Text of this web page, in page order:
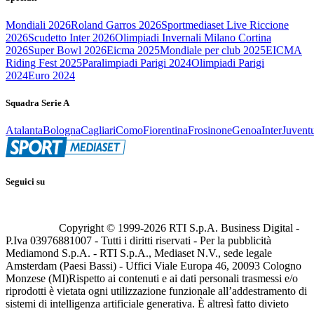
Mondiali 2026Roland Garros 2026Sportmediaset Live Riccione
2026Scudetto Inter 2026Olimpiadi Invernali Milano Cortina
2026Super Bowl 2026Eicma 2025Mondiale per club 2025EICMA
Riding Fest 2025Paralimpiadi Parigi 2024Olimpiadi Parigi
2024Euro 2024
Squadra Serie A
AtalantaBolognaCagliariComoFiorentinaFrosinoneGenoaInter
Seguici su
Copyright © 1999-2026 RTI S.p.A. Business Digital -
P.Iva 03976881007 - Tutti i diritti riservati - Per la pubblicità
Mediamond S.p.A. - RTI S.p.A., Mediaset N.V., sede legale
Amsterdam (Paesi Bassi) - Uffici Viale Europa 46, 20093 Cologno
Monzese (MI)Rispetto ai contenuti e ai dati personali trasmessi e/o
riprodotti è vietata ogni utilizzazione funzionale all’addestramento di
sistemi di intelligenza artificiale generativa. È altresì fatto divieto